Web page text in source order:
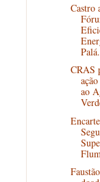
Castro
CRAS
ao